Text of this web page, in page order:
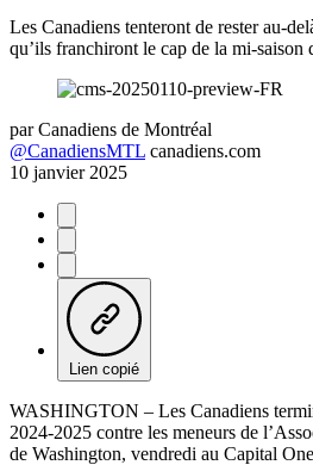
Les Canadiens tenteront de rester au-
qu’ils franchiront le cap de la mi-saison
par Canadiens de Montréal
@CanadiensMTL canadiens.com
10 janvier 2025
Lien copié
WASHINGTON – Les Canadiens
2024-2025 contre les meneurs de
de Washington, vendredi au Capital